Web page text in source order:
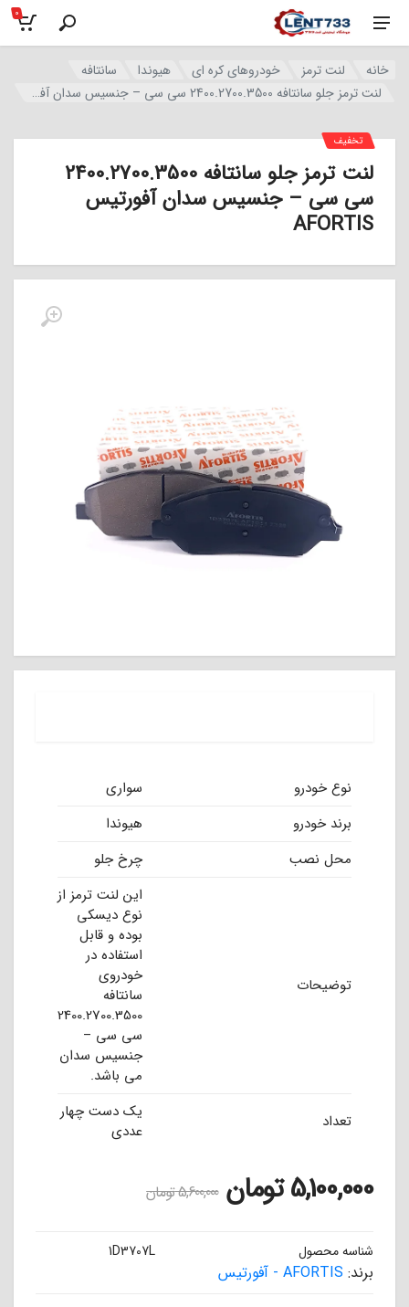
0
خانه لنت ترمز خودروهای کره ای هیوندا
سانتافه
لنت ترمز جلو سانتافه 2400.2700.3500 سی سی – جنسیس سدان آفورتیس AFORTIS
لنت ترمز جلو سانتافه 2400.2700.3500
سی سی – جنسیس سدان آفورتیس
AFORTIS
نوع خودرو
سواری
برند خودرو
هیوندا
محل نصب
چرخ جلو
توضیحات
این لنت ترمز از
نوع دیسکی
بوده و قابل
استفاده در
خودروی
سانتافه
2400.2700.3500
سی سی –
جنسیس سدان
می باشد.
تعداد
یک دست چهار
عددی
تخفیف
5,100,000تومان 5,600,000تومان
شناسه محصول 1D3707L
برند: AFORTIS - آفورتیس